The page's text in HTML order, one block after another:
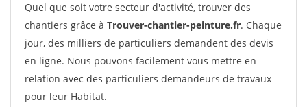
Quel que soit votre secteur d'activité, trouver des
chantiers grâce à Trouver-chantier-peinture.fr. Chaque
jour, des milliers de particuliers demandent des devis
en ligne. Nous pouvons facilement vous mettre en
relation avec des particuliers demandeurs de travaux
pour leur Habitat.